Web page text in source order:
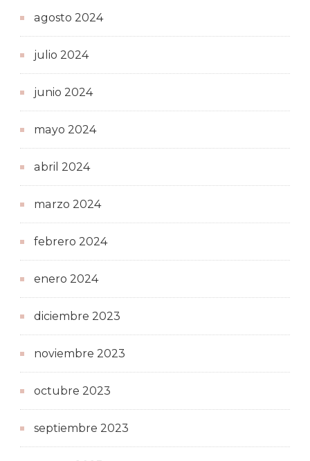
agosto 2024
julio 2024
junio 2024
mayo 2024
abril 2024
marzo 2024
febrero 2024
enero 2024
diciembre 2023
noviembre 2023
octubre 2023
septiembre 2023